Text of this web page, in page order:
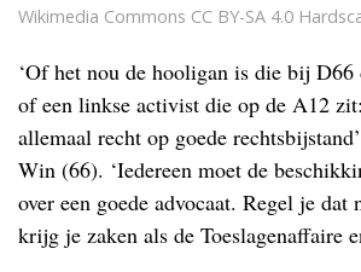
Wikimedia Commons CC BY-SA 4.0
‘Of het nou de hooligan is die bij
of een linkse activist die op de A12
allemaal recht op goede
Win (66). ‘Iedereen moet de
over een goede advocaat. Regel je dat
krijg je zaken als de Toeslagenaffaire